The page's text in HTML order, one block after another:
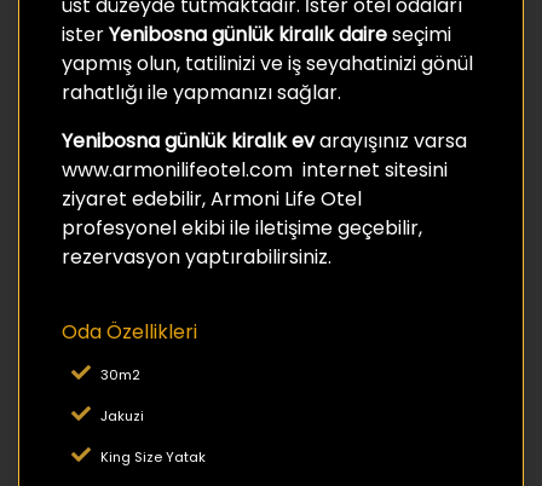
isterYenibosna günlük kiralık daireseçimi
yapmış olun, tatilinizi ve iş seyahatinizi gönül
rahatlığı ile yapmanızı sağlar.
Yenibosna günlük kiralık evarayışınız varsa
www.armonilifeotel.com internet sitesini
ziyaret edebilir, Armoni Life Otel
profesyonel ekibi ile iletişime geçebilir,
rezervasyon yaptırabilirsiniz.
Oda Özellikleri
30m2
Jakuzi
King Size Yatak